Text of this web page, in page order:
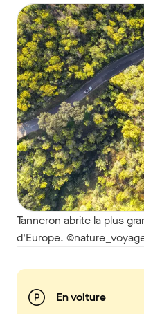
Tanneron abrite la plus
d'Europe.
En voiture